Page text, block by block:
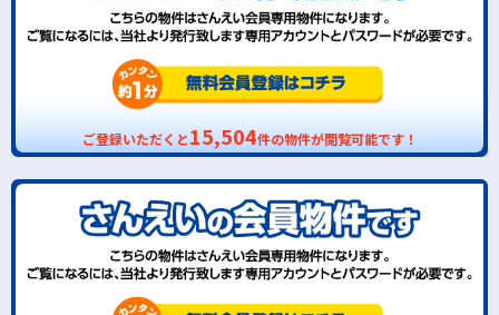
ご登録いただくと15,504件の物件が閲覧可能です！